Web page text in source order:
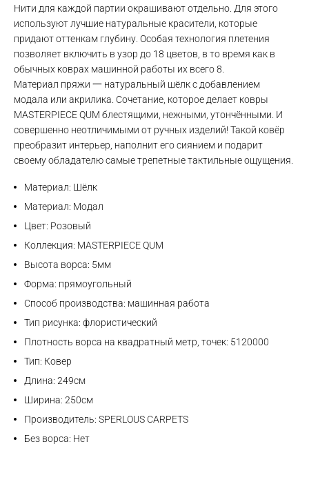
Нити для каждой партии окрашивают отдельно. Для этого
используют лучшие натуральные красители, которые
придают оттенкам глубину. Особая технология плетения
позволяет включить в узор до 18 цветов, в то время как в
обычных коврах машинной работы их всего 8.
Материал пряжи 一 натуральный шёлк с добавлением
модала или акрилика. Сочетание, которое делает ковры
MASTERPIECE QUM блестящими, нежными, утончёнными. И
совершенно неотличимыми от ручных изделий! Такой ковёр
преобразит интерьер, наполнит его сиянием и подарит
своему обладателю самые трепетные тактильные ощущения.
Материал: Шёлк
Материал: Модал
Цвет: Розовый
Коллекция: MASTERPIECE QUM
Высота ворса: 5мм
Форма: прямоугольный
Способ производства: машинная работа
Тип рисунка: флористический
Плотность ворса на квадратный метр, точек: 5120000
Тип: Ковер
Длина: 249см
Ширина: 250см
Производитель: SPERLOUS CARPETS
Без ворса: Нет
Max
WhatsApp
Telegram